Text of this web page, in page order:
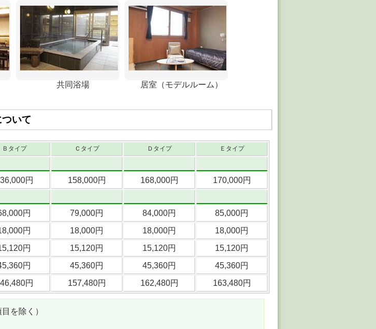
共同浴場 居室（モデルルーム）
いて
Ｂタイプ Ｃタイプ Ｄタイプ Ｅタイプ
円 158,000円 168,000円 170,000円
円 79,000円 84,000円 85,000円
円 18,000円 18,000円 18,000円
円 15,120円 15,120円 15,120円
円 45,360円 45,360円 45,360円
円 157,480円 162,480円 163,480円
を除く）